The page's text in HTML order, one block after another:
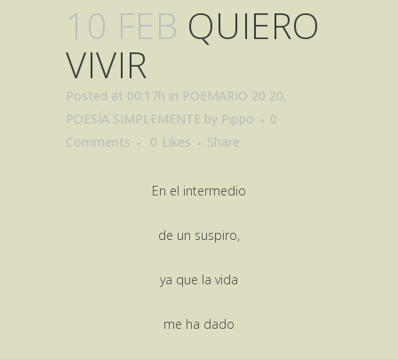
10 FEB QUIERO
VIVIR
Posted at 00:17h in POEMARIO 20 20,
POESÍA SIMPLEMENTE by Pippo
0
Comments
0 Likes Share
En el intermedio
de un suspiro,
ya que la vida
me ha dado